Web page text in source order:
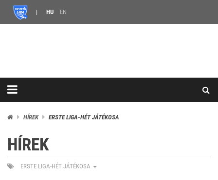
HU EN
HÍREK ERSTE LIGA-HÉT JÁTÉKOSA
HÍREK
ERSTE LIGA-HÉT JÁTÉKOSA